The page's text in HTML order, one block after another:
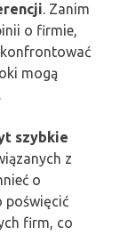
. Zanim
o firmie,
mogą
szybkie
z
o
poświęcić
firm, co